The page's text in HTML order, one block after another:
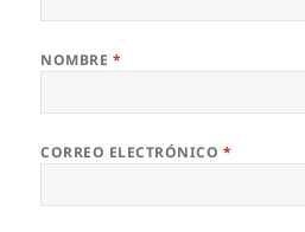
NOMBRE *
CORREO ELECTRÓNICO *